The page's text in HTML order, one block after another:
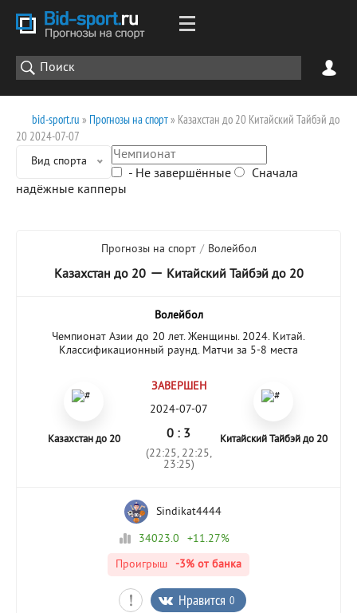
bid-sport.ru » Прогнозы на спорт» Казахстан до 20 Китайский Тайбэй до
20 2024-07-07
Вид спорта
- Не завершённые
Сначала
надёжные капперы
Прогнозы на спорт / Волейбол
Казахстан до 20 — Китайский Тайбэй до 20
Волейбол
Чемпионат Азии до 20 лет. Женщины. 2024. Китай.
Классификационный раунд. Матчи за 5-8 места
Казахстан до 20
ЗАВЕРШЕН
2024-07-07
0 : 3
(22:25, 22:25,
23:25)
Китайский Тайбэй до 20
Sindikat4444
34023.0
+11.27%
Проигрыш -3% от банка
Нравится 0